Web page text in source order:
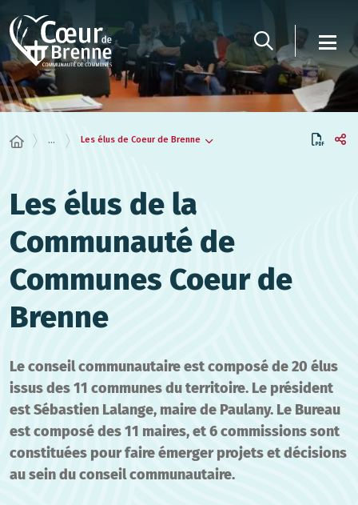
Panneau de gestion des cookies
... Les élus de Coeur de Brenne
Les élus de la
Communauté de
Communes Coeur de
Brenne
Le conseil communautaire est composé de 20 élus
issus des 11 communes du territoire. Le président
est Sébastien Lalange, maire de Paulany. Le Bureau
est composé des 11 maires, et 6 commissions sont
constituées pour faire émerger projets et décisions
au sein du conseil communautaire.